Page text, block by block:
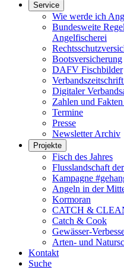
Service
Wie werde ich
Bundesweite
Angelfischerei
Bootsversicherung
DAFV Fischbilder
Digitaler
Zahlen und
Termine
Presse
Newsletter Archiv
Projekte
Fisch des Jahres
Flusslandschaft
Kampagne
Angeln in der
Kormoran
CATCH &
Catch & Cook
Gewässer-
Arten- und
Kontakt
Suche